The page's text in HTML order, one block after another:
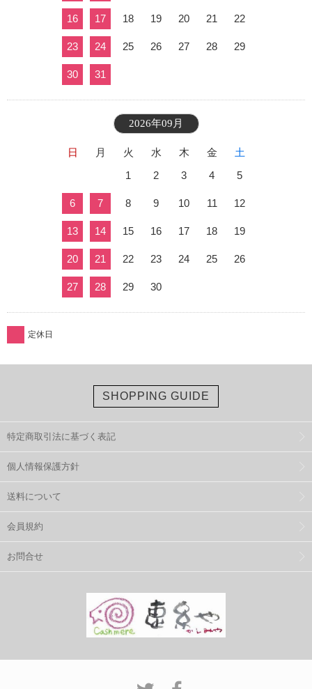
16 17 18 19 20 21 22
23 24 25 26 27 28 29
30 31
2026年09月
日 月 火 水 木 金
土
1
2 3 4 5
6 7 8 9 10 11 12
13 14 15 16 17 18 19
20 21 22 23 24 25 26
27 28 29 30
定休日
SHOPPING GUIDE
特定商取引法に基づく表記
個人情報保護方針
送料について
会員規約
お問合せ